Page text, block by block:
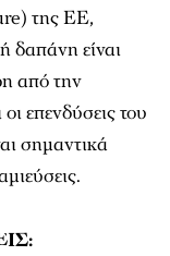
της ΕΕ,
δαπάνη είναι
από την
επενδύσεις του
σημαντικά